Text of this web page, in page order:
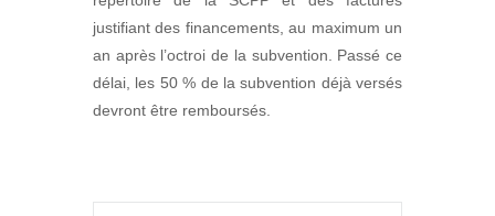
justifiant des financements, au maximum un
an après l’octroi de la subvention. Passé ce
délai, les 50 % de la subvention déjà versés
devront être remboursés.